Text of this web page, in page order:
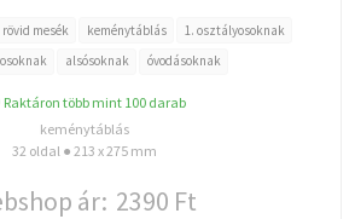
rövid mesék keménytáblás
1. osztályosoknak
alsósoknak óvodásoknak
Raktáron több mint 100 darab
keménytáblás
32 oldal ● 213 x 275 mm
ár: 2390 Ft